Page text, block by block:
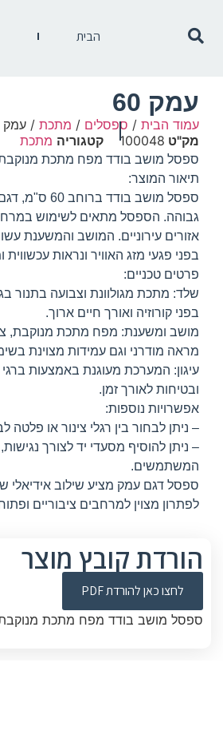
הבית
עמק 60
עמוד הבית / ספסלים / מתכת / עמק 60
מק"ט 100048 קטגוריה מתכת
ספסל מושב בודד מפח מתכת
תיאור המוצר:
ספסל מושב
גבוהה. הספסל מתאים לשימוש
אזורים עירוניים. המושב והמשענת
בפני פגעי מזג האוויר ונראות עכשווית
פרטים טכניים:
בפני קורוזיה ואורך חיים ארוך.
מראה מודרני וגם עמידות מצוינת
עיגון: המערכת מעוגנת באמצעות ברגי
ובטיחות לאורך זמן.
אפשרויות נוספות:
– ניתן לבחור בין רגלי צינור או פלטה
– ניתן להוסיף מסעדי יד לצורך
המשתמשים.
ספסל דגם עמק מציע שילוב אידיאלי
לפתרון מצוין למרחבים ציבוריים
הורדת קובץ מוצר
לחצו כאן להורדת PDF
ספסל מושב בודד מפח מתכת מנוקבת ברוחב 60